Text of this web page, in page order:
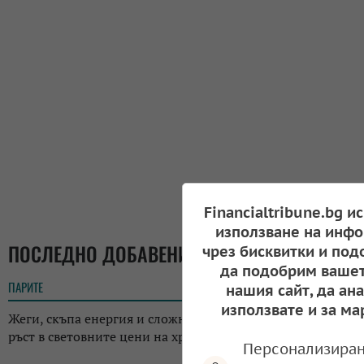
ПОСЛЕДНО ДОБАВЕНИ
ПАРИТЕ 18:05
Жеги, скъпа енергия и сложна геополитика: ФАО отчете
ръст в световните цени на храните
Financialtribune.bg
използване на
чрез бисквитки и
да подобрим
нашия сайт, да
използвате и за